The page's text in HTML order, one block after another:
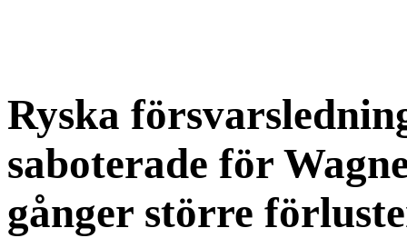
Ryska
saboterade för
gånger större